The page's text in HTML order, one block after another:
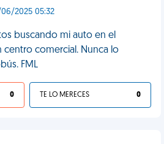
2025 05:32
buscando mi auto en el
comercial. Nunca lo
FML
0 TE LO MERECES 0